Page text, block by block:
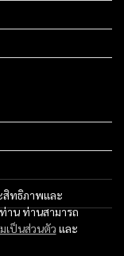
สิทธิภาพและ
าน ท่านสามารถ
เป็นส่วนตัว และ